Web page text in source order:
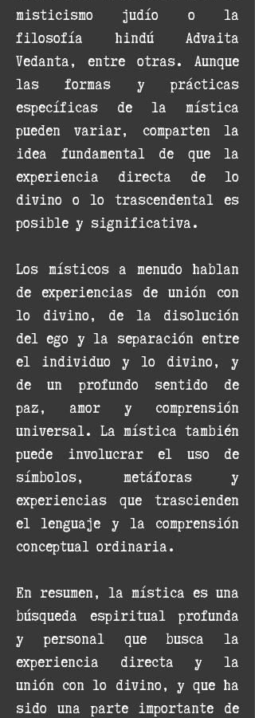
misticismo judío o la
filosofía hindú Advaita
Vedanta, entre otras. Aunque
las formas y prácticas
específicas de la mística
pueden variar, comparten la
idea fundamental de que la
experiencia directa de lo
divino o lo trascendental es
posible y significativa.
Los místicos a menudo hablan
de experiencias de unión con
lo divino, de la disolución
del ego y la separación entre
el individuo y lo divino, y
de un profundo sentido de
paz, amor y comprensión
universal. La mística también
puede involucrar el uso de
símbolos, metáforas y
experiencias que trascienden
el lenguaje y la comprensión
conceptual ordinaria.
En resumen, la mística es una
búsqueda espiritual profunda
y personal que busca la
experiencia directa y la
unión con lo divino, y que ha
sido una parte importante de